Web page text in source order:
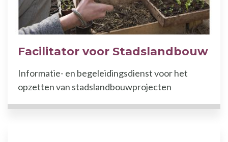
Facilitator voor Stadslandbouw
Informatie- en begeleidingsdienst voor het
opzetten van stadslandbouwprojecten